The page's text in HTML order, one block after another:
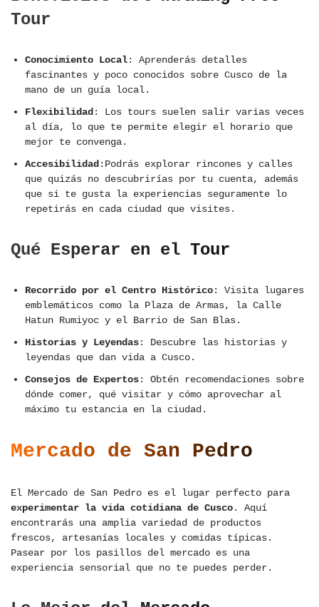
Tour
Conocimiento Local: Aprenderás detalles
fascinantes y poco conocidos sobre Cusco de la
mano de un guía local.
Flexibilidad: Los tours suelen salir varias veces
al día, lo que te permite elegir el horario que
mejor te convenga.
Accesibilidad:Podrás explorar rincones y calles
que quizás no descubrirías por tu cuenta, además
que si te gusta la experiencias seguramente lo
repetirás en cada ciudad que visites.
Qué Esperar en el Tour
Recorrido por el Centro Histórico: Visita lugares
emblemáticos como la Plaza de Armas, la Calle
Hatun Rumiyoc y el Barrio de San Blas.
Historias y Leyendas: Descubre las historias y
leyendas que dan vida a Cusco.
Consejos de Expertos: Obtén recomendaciones sobre
dónde comer, qué visitar y cómo aprovechar al
máximo tu estancia en la ciudad.
Mercado de San Pedro
El Mercado de San Pedro es el lugar perfecto para
experimentar la vida cotidiana de Cusco. Aquí
encontrarás una amplia variedad de productos
frescos, artesanías locales y comidas típicas.
Pasear por los pasillos del mercado es una
experiencia sensorial que no te puedes perder.